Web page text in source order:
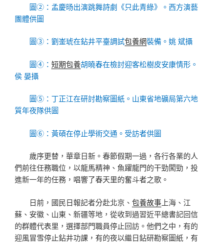
圖②：孟慶旸出演跳舞詩劇《只此青綠》。 西方演藝
團體供圖
圖③：劉崟琥在鉆井平臺調試包養網裝備。 姚 斌攝
圖④： 短期包養胡曉春在檢討迎客松樹皮安康情形。
侯 晏攝
圖⑤：丁正江在研討勘察圖紙。 山東省地礦局第六地
質年夜隊供圖
圖⑥：黃碩在停止學術交通。 受訪者供圖
歲序更替，華章日新。春節假期一過，各行各業的人
們前往任務職位，以龍馬精神、魚躍龍門的干勁闖勁，投
進新一年的任務，唱響了春天里的奮斗者之歌。
日前，國民日報記者分赴北京、 包養故事 上海、江
蘇、安徽、山東、新疆等地，從收到過習近平總書記回信
的群體代表里，選擇部門職員停止回訪。他們之中，有的
迎風冒雪停止鉆井功課，有的夜以繼日鉆研勘察圖紙，有